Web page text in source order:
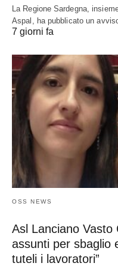
La Regione Sardegna,
Aspal, ha pubblicato un
7 giorni fa
OSS NEWS
Asl Lanciano Vasto
assunti per sbaglio
tuteli i lavoratori”